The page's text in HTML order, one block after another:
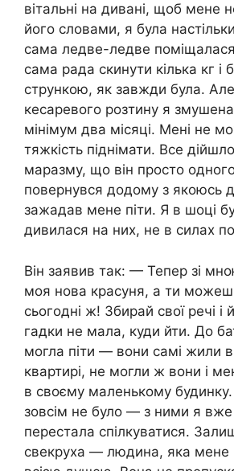
вітальні на дивані, щоб мене
його словами, я була
сама ледве-ледве
сама рада скинути кілька кг і
стрункою, як завжди була.
кесаревого розтину я
мінімум два місяці. Мені не
тяжкість піднімати. Все
маразму, що він просто
повернувся додому з якоюсь
зажадав мене піти. Я в шоці
дивилася на них, не в силах
Він заявив так: — Тепер зі
моя нова красуня, а ти можеш
сьогодні ж! Збирай свої речі і
гадки не мала, куди йти. До
могла піти — вони самі жили
квартирі, не могли ж вони і
в своєму маленькому
зовсім не було — з ними я
перестала спілкуватися.
свекруха — людина, яка мене